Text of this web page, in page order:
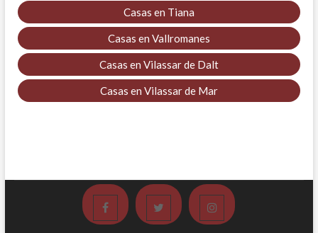
Casas en Tiana
Casas en Vallromanes
Casas en Vilassar de Dalt
Casas en Vilassar de Mar
Facebook Twitter Instagram